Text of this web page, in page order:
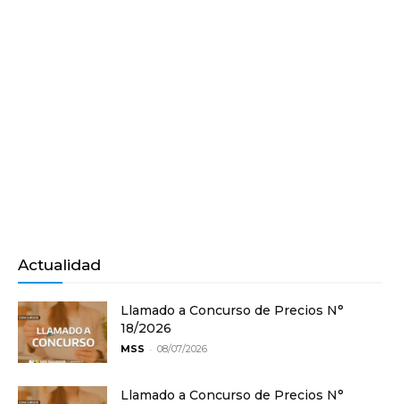
Actualidad
Llamado a Concurso de Precios N°
18/2026
MSS - 08/07/2026
Llamado a Concurso de Precios N°